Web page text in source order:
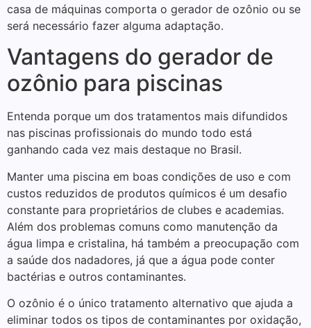
casa de máquinas comporta o gerador de ozônio ou se
será necessário fazer alguma adaptação.
Vantagens do gerador de
ozônio para piscinas
Entenda porque um dos tratamentos mais difundidos
nas piscinas profissionais do mundo todo está
ganhando cada vez mais destaque no Brasil.
Manter uma piscina em boas condições de uso e com
custos reduzidos de produtos químicos é um desafio
constante para proprietários de clubes e academias.
Além dos problemas comuns como manutenção da
água limpa e cristalina, há também a preocupação com
a saúde dos nadadores, já que a água pode conter
bactérias e outros contaminantes.
O ozônio é o único tratamento alternativo que ajuda a
eliminar todos os tipos de contaminantes por oxidação,